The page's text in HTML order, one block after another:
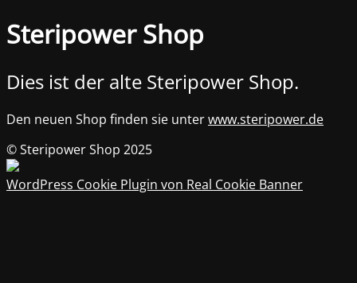
Steripower Shop
Dies ist der alte Steripower Shop.
Den neuen Shop finden sie unterwww.steripower.de
© Steripower Shop 2025
WordPress Cookie Plugin von Real Cookie Banner